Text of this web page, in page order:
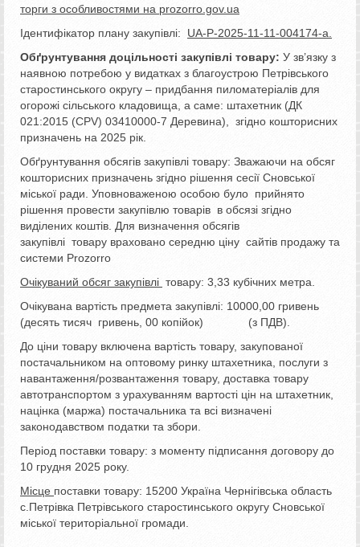
торги з особливостями на prozorro .gov.ua
Ідентифікатор плану закупівлі: UA-P-2025-11-11-004174-a
Обґрунтування доцільності закупівлі товару: У зв’язку з
наявною потребою у видатках з благоустрою Петрівського
старостинського округу – придбання пиломатеріалів для
огорожі сільського кладовища, а саме: штахетник (ДК
021:2015 (CPV) 03410000-7 Деревина), згідно кошторисних
призначень на 2025 рік.
Обґрунтування обсягів закупівлі товару: Зважаючи на обсяг
кошторисних призначень згідно рішення сесії Сновської
міської ради. Уповноваженою особою було прийнято
рішення провести закупівлю товарів в обсязі згідно
виділених коштів. Для визначення обсягів
закупівлі товару враховано середню ціну сайтів продажу та
системи Prozorro
Очікуваний обсяг закупівлі товару: 3,33 кубічних метра.
Очікувана вартість предмета закупівлі: 10000,00 гривень
(десять тисяч гривень, 00 копійок) (з ПДВ).
До ціни товару включена вартість товару, закупованої
постачальником на оптовому ринку штахетника, послуги з
навантаження/розвантаження товару, доставка товару
автотранспортом з урахуванням вартості цін на штахетник,
націнка (маржа) постачальника та всі визначені
законодавством податки та збори.
Період поставки товару: з моменту підписання договору до
10 грудня 2025 року.
Місце поставки товару: 15200 Україна Чернігівська область
с.Петрівка Петрівського старостинського округу Сновської
міської територіальної громади.